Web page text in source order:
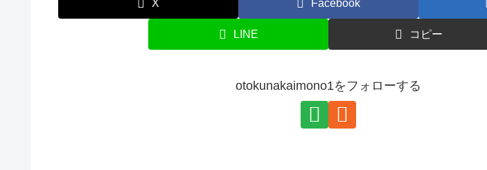
X Facebook
LINE コピー
otokunakaimono1をフォローする